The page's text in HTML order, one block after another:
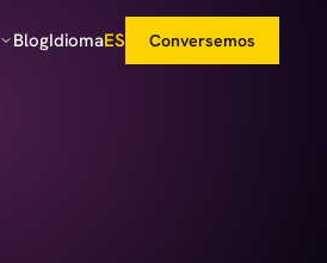
BlogIdiomaES Conversemos